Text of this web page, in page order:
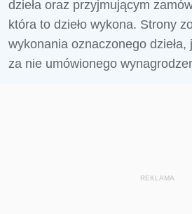
dzieła oraz przyjmującym
która to dzieło wykona. Strony
wykonania oznaczonego
za nie umówionego
REKLAMA